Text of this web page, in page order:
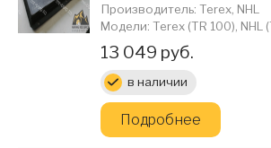
Производитель: Terex, NHL
Модели: Terex (TR 100), NHL
Цена:
13 049 руб.
в наличии
Подробнее